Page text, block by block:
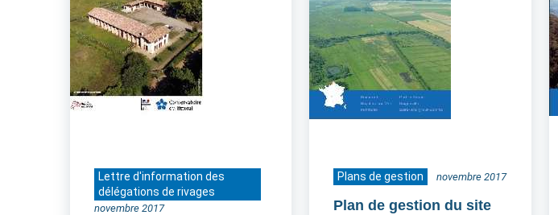
Lettre d'information des
délégations de rivages
novembre 2017
Plans de gestion novembre 2017
Plan de gestion du site